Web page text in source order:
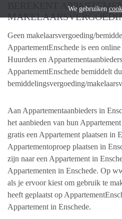
BEREKENT
Geen makelaarsvergoeding/
AppartementEnschede is een
Huurders en
AppartementEnschede bemiddelt
bemiddelingsvergoeding/
Aan Appartementaanbieders in
het aanbieden van hun
gratis een Appartement plaatsen in
Appartementoproep plaatsen in
zijn naar een Appartement in
Appartementen in Enschede. Op
als je ervoor kiest om gebruik te
heeft geplaatst op
Appartement in Enschede.
We gebruiken